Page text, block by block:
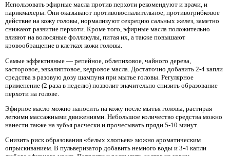
Использовать эфирные масла против перхоти рекомендуют и врачи, и
парикмахеры. Они оказывают противовоспалительное, противогрибковое
действие на кожу головы, нормализуют секрецию сальных желез, заметно
снижают развитие перхоти. Кроме того, эфирные масла положительно
влияют на волосяные фолликулы, питая их, а также повышают
кровообращение в клетках кожи головы.
Самые эффективные — репейное, облепиховое, чайного дерева,
касторовое, эвкалиптовое, кедровое масла. Достаточно добавить 2-4 капли
средства в разовую дозу шампуня при мытье головы. Регулярное
применение (2 раза в неделю) позволит значительно снизить образование
перхоти на голове.
Эфирное масло можно наносить на кожу после мытья головы, растирая
легкими массажными движениями. Небольшое количество средства можно
нанести также на зубья расчески и прочесывать пряди 5-10 минут.
Снизить риск образования «белых хлопьев» можно ароматическим
опрыскиванием. В пульверизатор добавить немного воды и 3-4 капли